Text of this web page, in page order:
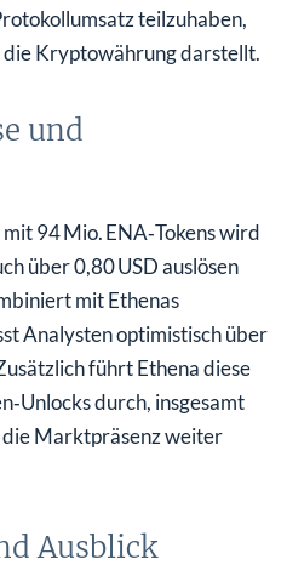
teilzuhaben,
Kryptowährung darstellt.
und
94 Mio. ENA‑Tokens wird
über 0,80 USD auslösen
mit Ethenas
Analysten optimistisch über
führt Ethena diese
durch, insgesamt
die Marktpräsenz weiter
Ausblick